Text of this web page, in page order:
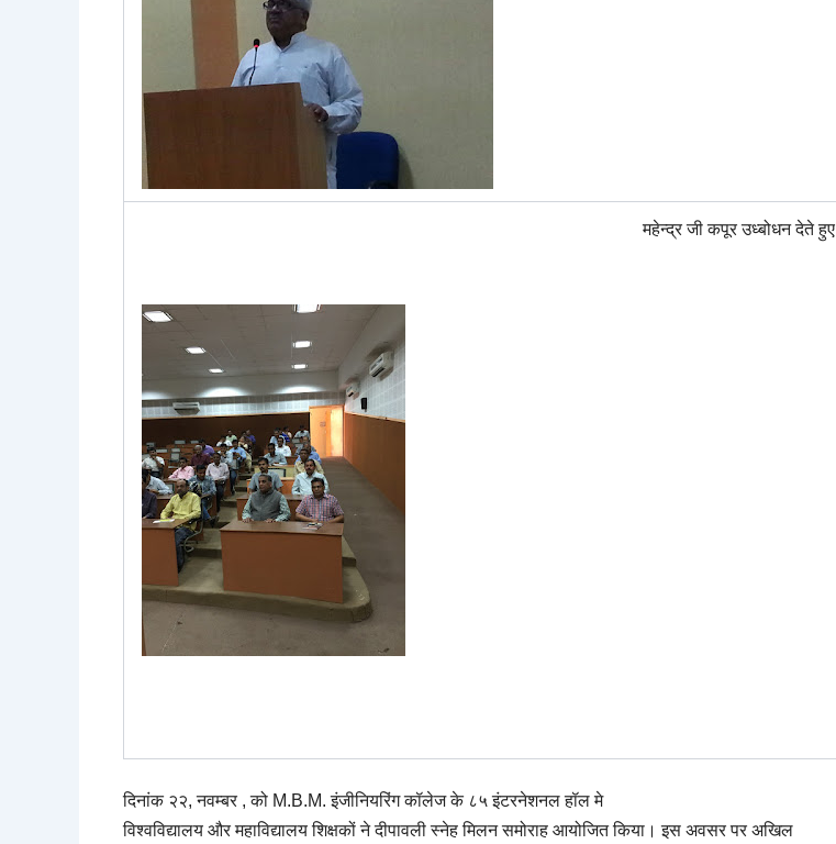
महेन्द्र जी कपूर उध्बोधन देते हुए
दिनांक २२,नवम्बर ,को M.B.M.इंजीनियरिंग कॉलेज के ८५ इंटरनेशनल हॉल मे
विश्वविद्यालय और महाविद्यालय शिक्षकों ने दीपावली स्नेह मिलन समोराह आयोजित किया। इस अवसर पर अखिल